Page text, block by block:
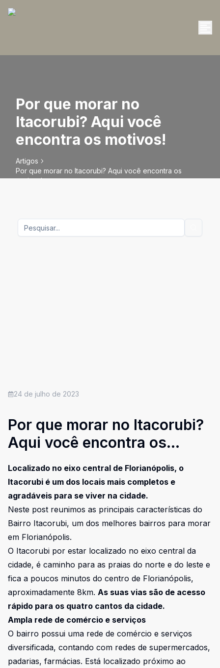
Por que morar no
Itacorubi? Aqui você
encontra os motivos!
Artigos
Por que morar no Itacorubi? Aqui você encontra os
motivos!
24 de julho de 2023
Por que morar no Itacorubi?
Aqui você encontra os
motivos!
Localizado no eixo central de Florianópolis, o
Itacorubi é um dos locais mais completos e
agradáveis para se viver na cidade.
Neste post reunimos as principais características do
Bairro Itacorubi, um dos melhores bairros para morar
em Florianópolis.
O Itacorubi por estar localizado no eixo central da
cidade, é caminho para as praias do norte e do leste e
fica a poucos minutos do centro de Florianópolis,
aproximadamente 8km. As suas vias são de acesso
rápido para os quatro cantos da cidade.
Ampla rede de comércio e serviços
O bairro possui uma rede de comércio e serviços
diversificada, contando com redes de supermercados,
padarias, farmácias. Está localizado próximo ao